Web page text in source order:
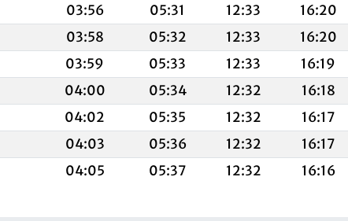
03:56 05:31 12:33 16:20
03:58 05:32 12:33 16:20
03:59 05:33 12:33 16:19
04:00 05:34 12:32 16:18
04:02 05:35 12:32 16:17
04:03 05:36 12:32 16:17
04:05 05:37 12:32 16:16